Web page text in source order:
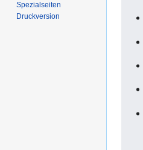
Spezialseiten
Druckversion